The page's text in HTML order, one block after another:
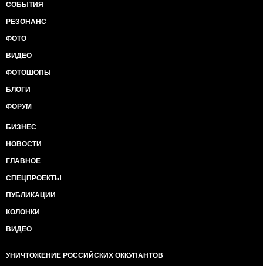
СОБЫТИЯ
РЕЗОНАНС
ФОТО
ВИДЕО
ФОТОШОПЫ
БЛОГИ
ФОРУМ
БИЗНЕС
НОВОСТИ
ГЛАВНОЕ
СПЕЦПРОЕКТЫ
ПУБЛИКАЦИИ
КОЛОНКИ
ВИДЕО
УНИЧТОЖЕНИЕ РОССИЙСКИХ ОККУПАНТОВ